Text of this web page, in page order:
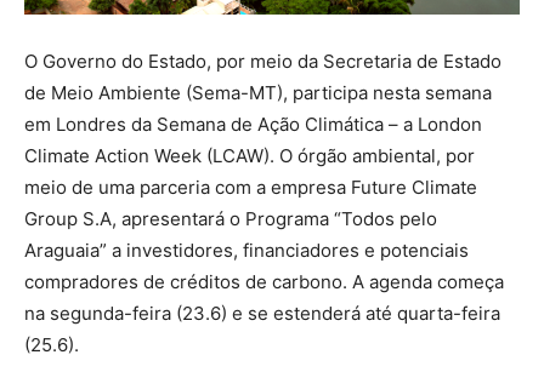
O Governo do Estado, por meio da Secretaria de Estado
de Meio Ambiente (Sema-MT), participa nesta semana
em Londres da Semana de Ação Climática – a London
Climate Action Week (LCAW). O órgão ambiental, por
meio de uma parceria com a empresa Future Climate
Group S.A, apresentará o Programa “Todos pelo
Araguaia” a investidores, financiadores e potenciais
compradores de créditos de carbono. A agenda começa
na segunda-feira (23.6) e se estenderá até quarta-feira
(25.6).